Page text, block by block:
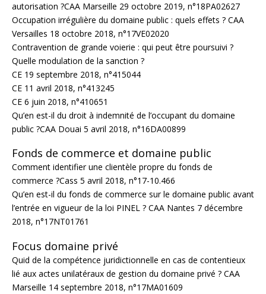
autorisation ?CAA Marseille 29 octobre 2019, n°18PA02627
Occupation irrégulière du domaine public : quels effets ? CAA
Versailles 18 octobre 2018, n°17VE02020
Contravention de grande voierie : qui peut être poursuivi ?
Quelle modulation de la sanction ?
CE 19 septembre 2018, n°415044
CE 11 avril 2018, n°413245
CE 6 juin 2018, n°410651
Qu’en est-il du droit à indemnité de l’occupant du domaine
public ?CAA Douai 5 avril 2018, n°16DA00899
Fonds de commerce et domaine public
Comment identifier une clientèle propre du fonds de
commerce ?Cass 5 avril 2018, n°17-10.466
Qu’en est-il du fonds de commerce sur le domaine public avant
l’entrée en vigueur de la loi PINEL ? CAA Nantes 7 décembre
2018, n°17NT01761
Focus domaine privé
Quid de la compétence juridictionnelle en cas de contentieux
lié aux actes unilatéraux de gestion du domaine privé ? CAA
Marseille 14 septembre 2018, n°17MA01609